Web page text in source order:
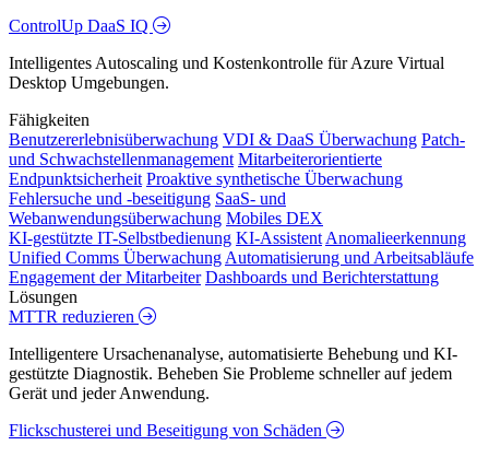
ControlUp DaaS IQ
Intelligentes Autoscaling und Kostenkontrolle für Azure Virtual
Desktop Umgebungen.
Fähigkeiten
Benutzererlebnisüberwachung VDI & DaaS Überwachung Patch-
und Schwachstellenmanagement Mitarbeiterorientierte
Endpunktsicherheit Proaktive synthetische Überwachung
Fehlersuche und -beseitigung SaaS- und
Webanwendungsüberwachung Mobiles DEX
KI-gestützte IT-Selbstbedienung KI-Assistent Anomalieerkennung
Unified Comms Überwachung Automatisierung und Arbeitsabläufe
Engagement der Mitarbeiter Dashboards und Berichterstattung
Lösungen
MTTR reduzieren
Intelligentere Ursachenanalyse, automatisierte Behebung und KI-
gestützte Diagnostik. Beheben Sie Probleme schneller auf jedem
Gerät und jeder Anwendung.
Flickschusterei und Beseitigung von Schäden